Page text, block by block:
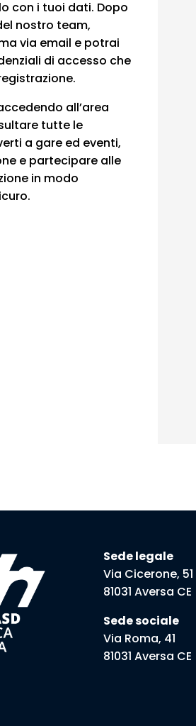
con i tuoi dati. Dopo
nostro team,
via email e potrai
di accesso che
all’area
tutte le
a gare ed eventi,
e partecipare alle
in modo
Sede legale
Via Cicerone, 51
81031 Aversa CE
Sede sociale
Via Roma, 41
81031 Aversa CE